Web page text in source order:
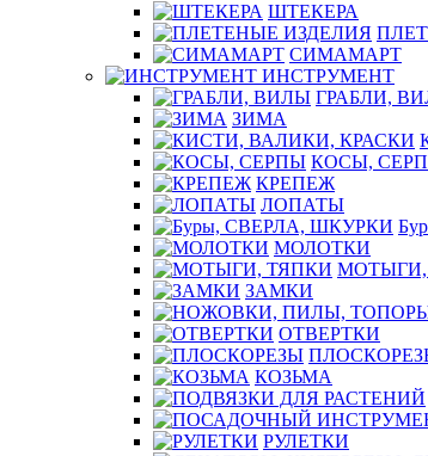
ШТЕКЕРА
СИМАМАРТ
ИНСТРУМЕНТ
ГРАБЛИ,
ЗИМА
КОСЫ,
КРЕПЕЖ
ЛОПАТЫ
МОЛОТКИ
МОТЫГИ,
ЗАМКИ
ОТВЕРТКИ
КОЗЬМА
РУЛЕТКИ